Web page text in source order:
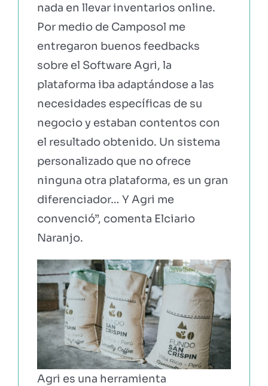
nada en llevar inventarios online.
Por medio de Camposol me
entregaron buenos feedbacks
sobre el Software Agri, la
plataforma iba adaptándose a las
necesidades específicas de su
negocio y estaban contentos con
el resultado obtenido. Un sistema
personalizado que no ofrece
ninguna otra plataforma, es un gran
diferenciador… Y Agri me
convenció”, comenta Elciario
Naranjo.
Agri es una herramienta